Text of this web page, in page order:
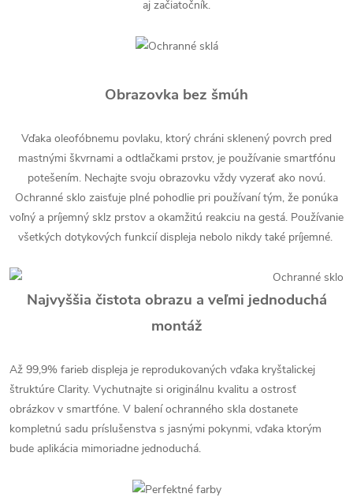
aj začiatočník.
Obrazovka bez šmúh
Vďaka oleofóbnemu povlaku, ktorý chráni sklenený povrch pred
mastnými škvrnami a odtlačkami prstov, je používanie smartfónu
potešením. Nechajte svoju obrazovku vždy vyzerať ako novú.
Ochranné sklo zaisťuje plné pohodlie pri používaní tým, že ponúka
voľný a príjemný sklz prstov a okamžitú reakciu na gestá. Používanie
všetkých dotykových funkcií displeja nebolo nikdy také príjemné.
Najvyššia čistota obrazu a veľmi jednoduchá
montáž
Až 99,9% farieb displeja je reprodukovaných vďaka kryštalickej
štruktúre Clarity. Vychutnajte si originálnu kvalitu a ostrosť
obrázkov v smartfóne. V balení ochranného skla dostanete
kompletnú sadu príslušenstva s jasnými pokynmi, vďaka ktorým
bude aplikácia mimoriadne jednoduchá.